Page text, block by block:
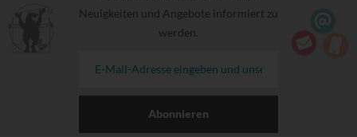
Neuigkeiten und Angebote informiert zu
werden.
Abonnieren